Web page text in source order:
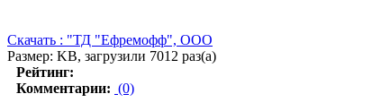
Скачать : "ТД "Ефремофф", ООО
Размер: KB, загрузили 7012 раз(а)
Рейтинг:
Комментарии: (0)